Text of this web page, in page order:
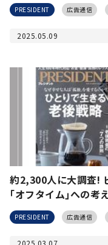
PRESIDENT 広告通信
2025.05.09
約2,300人に大調査!
｢オフタイム｣への考
PRESIDENT 広告通信
2025.03.07